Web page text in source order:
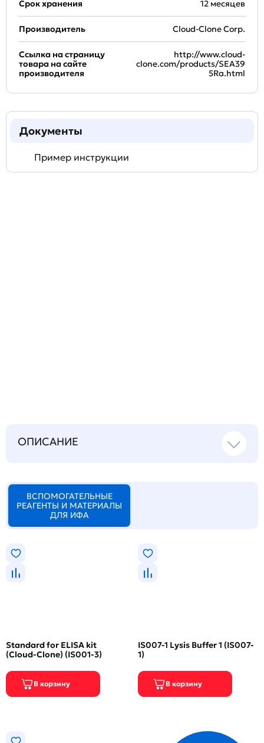
Срок хранения 12 месяцев
Производитель Cloud-Clone Corp.
Ссылка на страницу
товара на сайте
производителя
http://www.cloud-
clone.com/products/SEA39
5Ra.html
Документы
Пример инструкции
ОПИСАНИЕ
ВСПОМОГАТЕЛЬНЫЕ
РЕАГЕНТЫ И МАТЕРИАЛЫ
ДЛЯ ИФА
Standard for ELISA kit
(Cloud-Clone) (IS001-3)
IS007-1 Lysis Buffer 1 (IS007-
1)